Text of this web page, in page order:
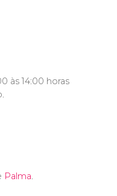
às 14:00 horas
Palma.